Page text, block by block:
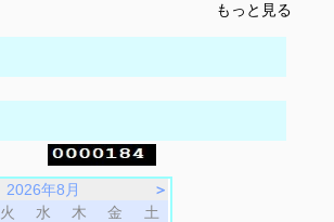
もっと見る
2026年8月
＞
火 水 木 金 土